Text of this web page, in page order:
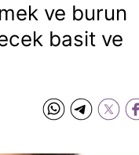
ve burun
basit ve